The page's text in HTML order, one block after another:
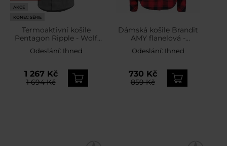
AKCE
KONEC SÉRIE
Termoaktivní košile
Pentagon Ripple - Wolf
Grey
Odeslání: Ihned
1 267 Kč
1 694 Kč
Dámská košile Brandit
AMY flanelová -
Red/Black
Odeslání: Ihned
730 Kč
859 Kč